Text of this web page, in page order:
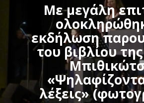
Με μεγάλη
εκδήλωση
του βιβλίου
λέξεις»